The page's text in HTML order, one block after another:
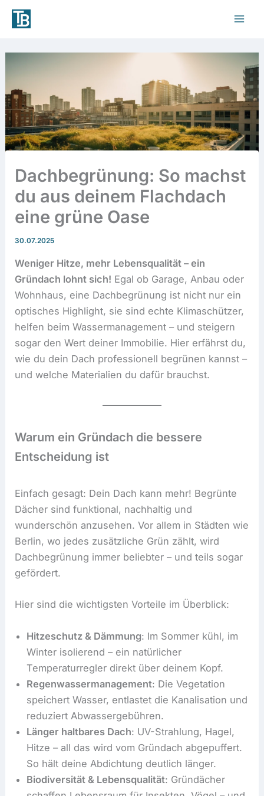
Zum
Inhalt
Dachbegrünung: So machst
du aus deinem Flachdach
eine grüne Oase
30.07.2025
Weniger Hitze, mehr Lebensqualität – ein
Gründach lohnt sich! Egal ob Garage, Anbau oder
Wohnhaus, eine Dachbegrünung ist nicht nur ein
optisches Highlight, sie sind echte Klimaschützer,
helfen beim Wassermanagement – und steigern
sogar den Wert deiner Immobilie. Hier erfährst du,
wie du dein Dach professionell begrünen kannst –
und welche Materialien du dafür brauchst.
Warum ein Gründach die bessere
Entscheidung ist
Einfach gesagt: Dein Dach kann mehr! Begrünte
Dächer sind funktional, nachhaltig und
wunderschön anzusehen. Vor allem in Städten wie
Berlin, wo jedes zusätzliche Grün zählt, wird
Dachbegrünung immer beliebter – und teils sogar
gefördert.
Hier sind die wichtigsten Vorteile im Überblick:
Hitzeschutz & Dämmung: Im Sommer kühl, im
Winter isolierend – ein natürlicher
Temperaturregler direkt über deinem Kopf.
Regenwassermanagement: Die Vegetation
speichert Wasser, entlastet die Kanalisation und
reduziert Abwassergebühren.
Länger haltbares Dach: UV-Strahlung, Hagel,
Hitze – all das wird vom Gründach abgepuffert.
So hält deine Abdichtung deutlich länger.
Biodiversität & Lebensqualität: Gründächer